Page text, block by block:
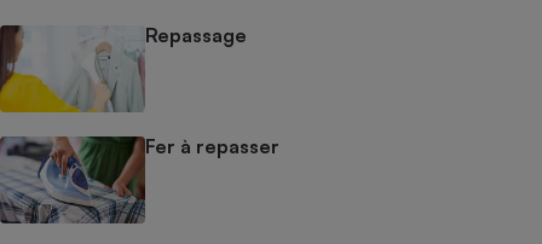
Repassage
Fer à repasser